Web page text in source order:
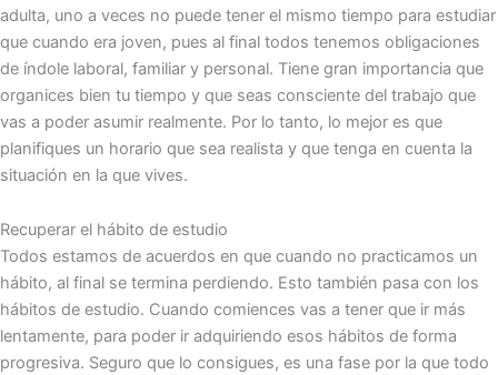
adulta, uno a veces no puede tener el mismo tiempo para estudiar
que cuando era joven, pues al final todos tenemos obligaciones
de índole laboral, familiar y personal. Tiene gran importancia que
organices bien tu tiempo y que seas consciente del trabajo que
vas a poder asumir realmente. Por lo tanto, lo mejor es que
planifiques un horario que sea realista y que tenga en cuenta la
situación en la que vives.
Recuperar el hábito de estudio
Todos estamos de acuerdos en que cuando no practicamos un
hábito, al final se termina perdiendo. Esto también pasa con los
hábitos de estudio. Cuando comiences vas a tener que ir más
lentamente, para poder ir adquiriendo esos hábitos de forma
progresiva. Seguro que lo consigues, es una fase por la que todo